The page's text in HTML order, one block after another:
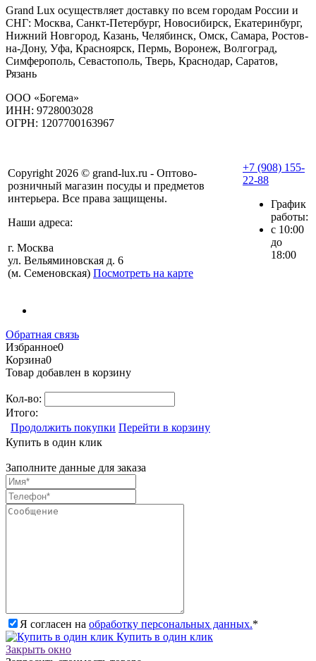
Grand Lux осуществляет доставку по всем городам России и
СНГ: Москва, Санкт-Петербург, Новосибирск, Екатеринбург,
Нижний Новгород, Казань, Челябинск, Омск, Самара, Ростов-
на-Дону, Уфа, Красноярск, Пермь, Воронеж, Волгоград,
Симферополь, Севастополь, Тверь, Краснодар, Саратов,
Рязань
ООО «Богема»
ИНН: 9728003028
ОГРН: 1207700163967
Copyright 2026 © grand-lux.ru - Оптово-
розничный магазин посуды и предметов
интерьера. Все права защищены.
Наши адреса:
г. Москва
ул. Вельяминовская д. 6
(м. Семеновская) Посмотреть на карте
+7 (908) 155-
22-88
График
работы:
с 10:00
до
18:00
Обратная связь
Избранное0
Корзина0
Товар добавлен в корзину
Кол-во:
Итого:
Продолжить покупки Перейти в корзину
Купить в один клик
Заполните данные для заказа
Я согласен на обработку персональных данных.*
Купить в один клик
Закрыть окно